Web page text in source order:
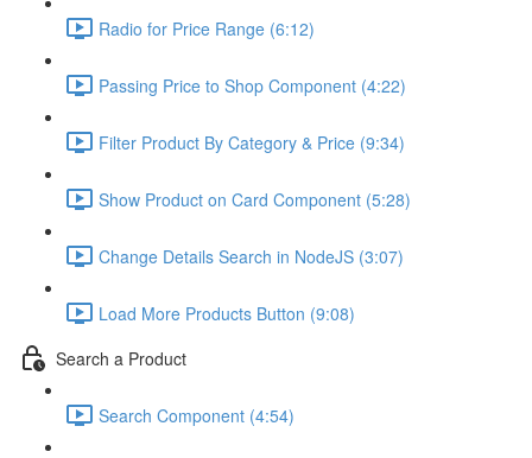
Radio for Price Range (6:12)
Passing Price to Shop Component (4:22)
Filter Product By Category & Price (9:34)
Show Product on Card Component (5:28)
Change Details Search in NodeJS (3:07)
Load More Products Button (9:08)
Search a Product
Search Component (4:54)